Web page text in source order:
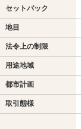
セットバック
地目
法令上の制限
用途地域
都市計画
取引態様